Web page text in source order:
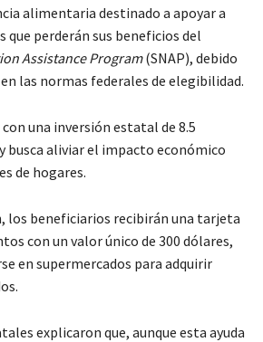
alimentaria destinado a apoyar a
que perderán sus beneficios del
Assistance Program(SNAP), debido
las normas federales de elegibilidad.
una inversión estatal de 8.5
busca aliviar el impacto económico
de hogares.
los beneficiarios recibirán una tarjeta
con un valor único de 300 dólares,
en supermercados para adquirir
explicaron que, aunque esta ayuda